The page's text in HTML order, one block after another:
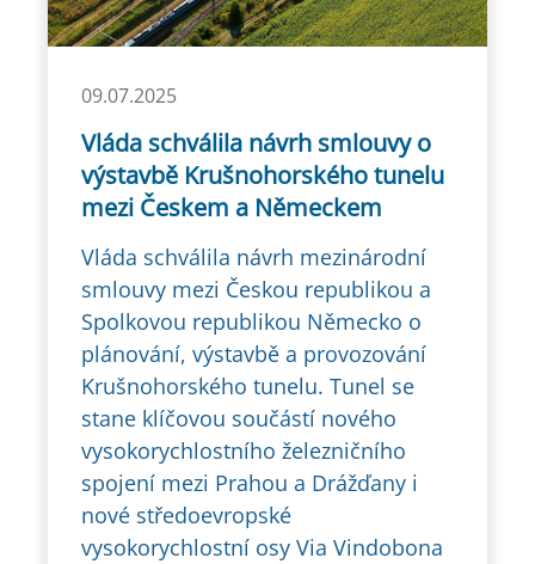
09.07.2025
Vláda schválila návrh smlouvy o
výstavbě Krušnohorského tunelu
mezi Českem a Německem
Vláda schválila návrh mezinárodní
smlouvy mezi Českou republikou a
Spolkovou republikou Německo o
plánování, výstavbě a provozování
Krušnohorského tunelu. Tunel se
stane klíčovou součástí nového
vysokorychlostního železničního
spojení mezi Prahou a Drážďany i
nové středoevropské
vysokorychlostní osy Via Vindobona